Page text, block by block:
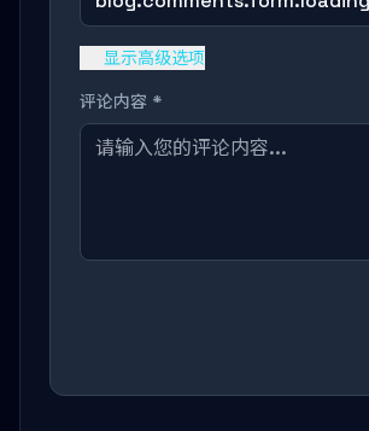
显示高级选项
评论内容 *